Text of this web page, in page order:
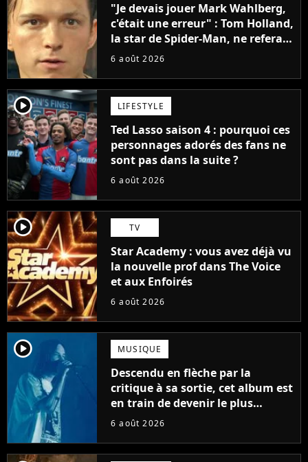
"Je devais jouer Mark Wahlberg,
c'était une erreur" : Tom Holland,
la star de Spider-Man, ne referait
pas ce blockbuster
6 août 2026
player2 LIFESTYLE
Ted Lasso saison 4 : pourquoi ces
personnages adorés des fans ne
sont pas dans la suite ?
6 août 2026
player2 TV
Star Academy : vous avez déjà vu
la nouvelle prof dans The Voice
et aux Enfoirés
6 août 2026
player2 MUSIQUE
Descendu en flèche par la
critique à sa sortie, cet album est
en train de devenir le plus
populaire de son auteur
6 août 2026